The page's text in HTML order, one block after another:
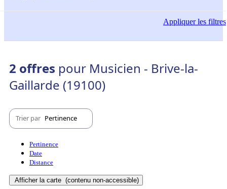
Appliquerles filtres
2 offres pour Musicien - Brive-la-
Gaillarde (19100)
Trier par Pertinence
Pertinence
Date
Distance
Afficher la carte (contenu non-accessible)